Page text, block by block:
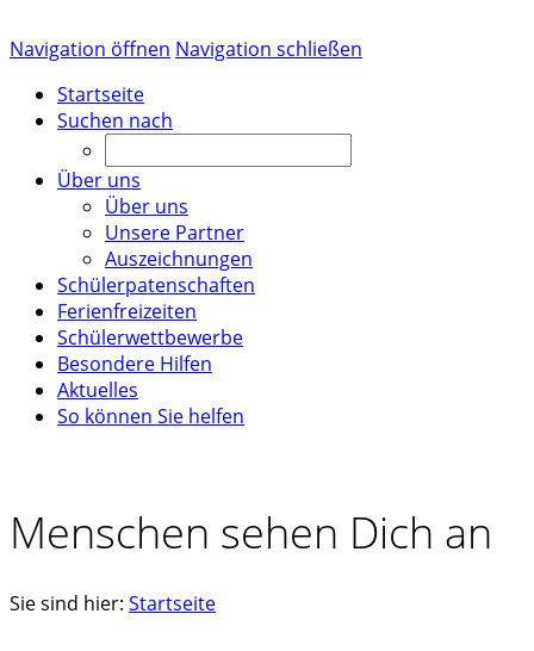
Navigation öffnen Navigation schließen
Startseite
Suchen nach
Über uns
Über uns
Unsere Partner
Auszeichnungen
Schülerpatenschaften
Ferienfreizeiten
Schülerwettbewerbe
Besondere Hilfen
Aktuelles
So können Sie helfen
Menschen sehen Dich an
Sie sind hier: Startseite